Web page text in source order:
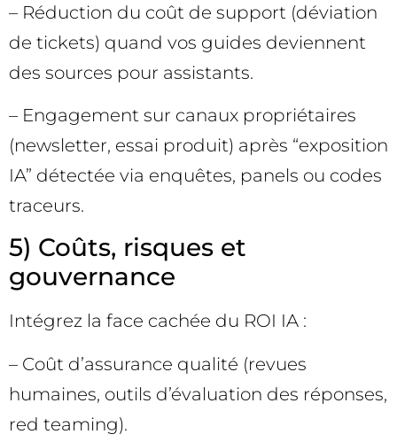
– Réduction du coût de support (déviation
de tickets) quand vos guides deviennent
des sources pour assistants.
– Engagement sur canaux propriétaires
(newsletter, essai produit) après “exposition
IA” détectée via enquêtes, panels ou codes
traceurs.
5) Coûts, risques et
gouvernance
Intégrez la face cachée du ROI IA :
– Coût d’assurance qualité (revues
humaines, outils d’évaluation des réponses,
red teaming).